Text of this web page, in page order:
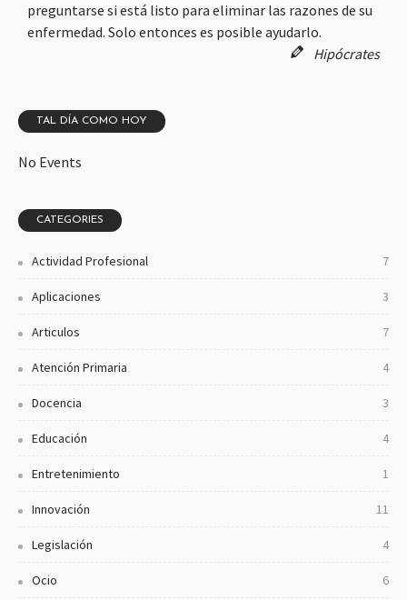
preguntarse si está listo para eliminar las razones de su
enfermedad. Solo entonces es posible ayudarlo.
Hipócrates
TAL DÍA COMO HOY
No Events
CATEGORIES
Actividad Profesional 7
Aplicaciones 3
Articulos 7
Atención Primaria 4
Docencia 3
Educación 4
Entretenimiento 1
Innovación 11
Legislación 4
Ocio 6